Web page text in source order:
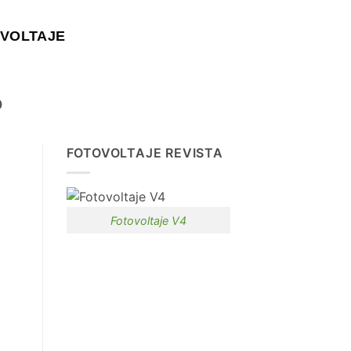
FOTOVOLTAJE REVISTA
Fotovoltaje V4